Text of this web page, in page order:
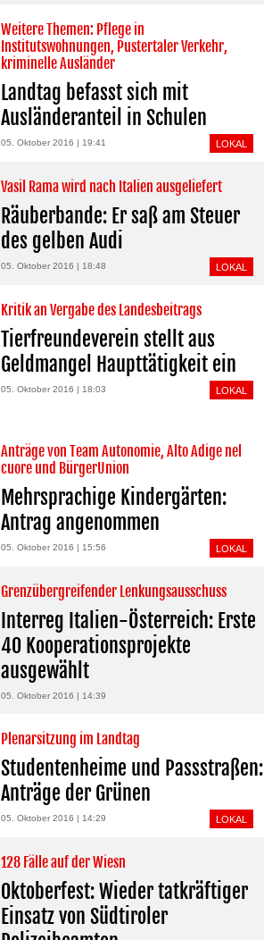
Weitere Themen: Pflege in
Institutswohnungen, Pustertaler Verkehr,
kriminelle Ausländer
Landtag befasst sich mit
Ausländeranteil in Schulen
05. Oktober 2016 | 19:41 LOKAL
Vasil Rama wird nach Italien ausgeliefert
Räuberbande: Er saß am Steuer
des gelben Audi
05. Oktober 2016 | 18:48 LOKAL
Kritik an Vergabe des Landesbeitrags
Tierfreundeverein stellt aus
Geldmangel Haupttätigkeit ein
05. Oktober 2016 | 18:03 LOKAL
Anträge von Team Autonomie, Alto Adige nel
cuore und BürgerUnion
Mehrsprachige Kindergärten:
Antrag angenommen
05. Oktober 2016 | 15:56 LOKAL
Grenzübergreifender Lenkungsausschuss
Interreg Italien-Österreich: Erste
40 Kooperationsprojekte
ausgewählt
05. Oktober 2016 | 14:39
Plenarsitzung im Landtag
Studentenheime und Passstraßen:
Anträge der Grünen
05. Oktober 2016 | 14:29 LOKAL
128 Fälle auf der Wiesn
Oktoberfest: Wieder tatkräftiger
Einsatz von Südtiroler